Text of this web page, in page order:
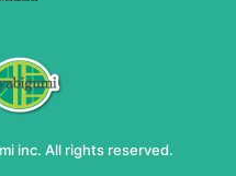
inc. All rights reserved.